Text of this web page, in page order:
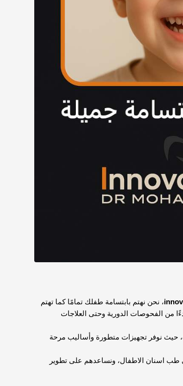
، نحن نهتم بابتسامة طفلك تمامًا كما تهتم
من الفحوصات الدورية وحتى العلاجات
حيث نوفر تجهيزات متطورة وأساليب مرحة
طب اسنان الاطفال، ونساعدهم على تطوير